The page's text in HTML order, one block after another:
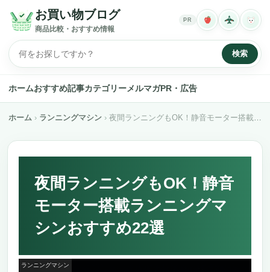
お買い物ブログ
商品比較・おすすめ情報
検索
PR
ホームおすすめ記事カテゴリーメルマガPR・広告
ホーム ランニングマシン 夜間ランニングもOK！静音モーター搭載ランニングマシンおすすめ22選
夜間ランニングもOK！静音
モーター搭載ランニングマ
シンおすすめ22選
ランニングマシン